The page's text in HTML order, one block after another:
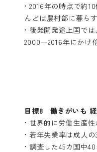
• 2016年の時点で約
んどは農村部に暮らす
• 後発開発途上国で
2000ー2016年にかけ
目標8 働きがいも 経
• 世界的に労働生産
• 若年失業率は成人の
• 調査した45カ国中